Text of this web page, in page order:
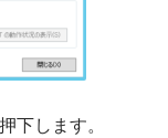
下します。